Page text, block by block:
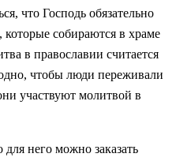
что Господь обязательно
собираются в храме
в православии считается
чтобы люди переживали
участвуют молитвой в
для него можно заказать